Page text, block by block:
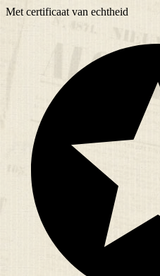
Met certificaat van echtheid